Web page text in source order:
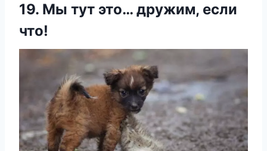
19. Мы тут это… дружим, если
что!